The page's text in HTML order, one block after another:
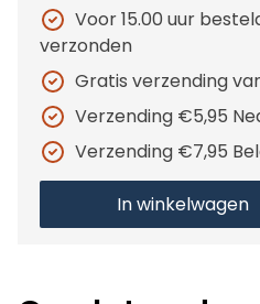
Voor 15.00 uur
verzonden
Gratis verzending
Verzending €5,95
Verzending €7,95
In winkelwagen